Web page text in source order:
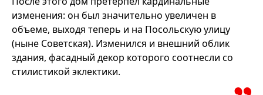
изменения: он был значительно увеличен в
объеме, выходя теперь и на Посольскую улицу
(ныне Советская). Изменился и внешний облик
здания, фасадный декор которого соотнесли со
стилистикой эклектики.